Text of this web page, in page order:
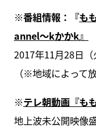
※番組情報：『も
annel～kかかk』
2017年11月28日
（※地域によって
※テレ朝動画『も
地上波未公開映像